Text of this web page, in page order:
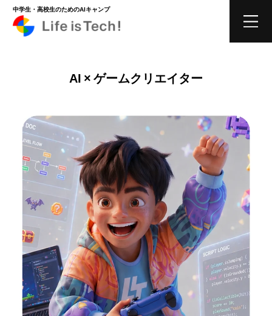
中学生・高校生のためのAIキャンプ
AI × ゲームクリエイター